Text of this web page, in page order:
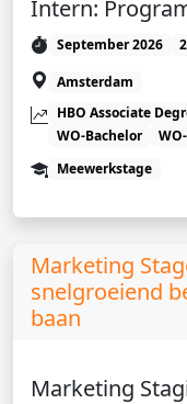
Intern:
September 2026
Amsterdam
HBO Associate
WO-Bachelor
Meewerkstage
Marketing
snelgroeiend
baan
Marketing